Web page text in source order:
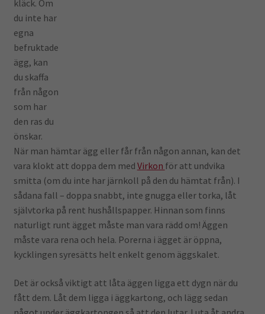
kläck. Om
du inte har
egna
befruktade
ägg, kan
du skaffa
från någon
som har
den ras du
önskar.
När man hämtar ägg eller får från någon annan, kan det
vara klokt att doppa dem med Virkon för att undvika
smitta (om du inte har järnkoll på den du hämtat från). I
sådana fall – doppa snabbt, inte gnugga eller torka, låt
självtorka på rent hushållspapper. Hinnan som finns
naturligt runt ägget måste man vara rädd om! Äggen
måste vara rena och hela. Porerna i ägget är öppna,
kycklingen syresätts helt enkelt genom äggskalet.
Det är också viktigt att låta äggen ligga ett dygn när du
fått dem. Låt dem ligga i äggkartong, och lägg sedan